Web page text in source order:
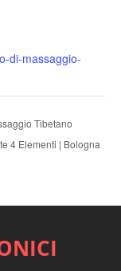
di-massaggio-
Tibetano
4 Elementi | Bologna